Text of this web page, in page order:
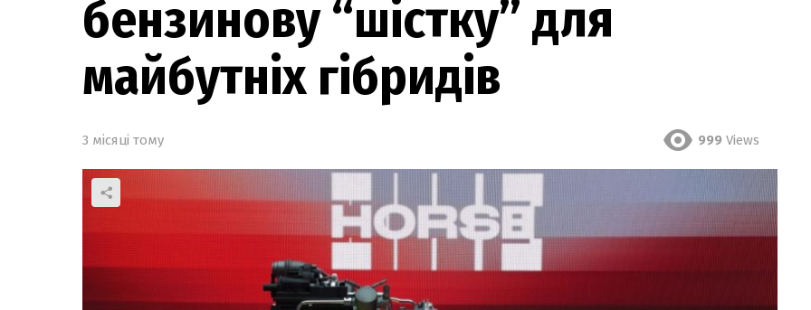
бензинову “шістку” для
майбутніх гібридів
3 місяці тому 999 Views